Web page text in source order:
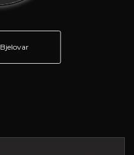
Bjelovar